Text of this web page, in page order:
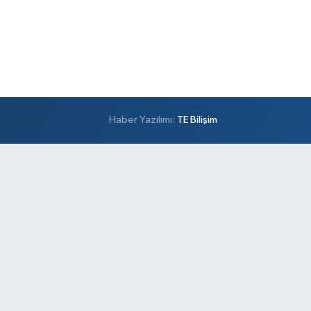
Haber Yazılımı: TE Bilişim